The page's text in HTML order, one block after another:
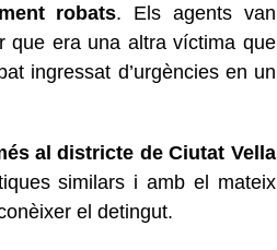
robats. Els agents van
que era una altra víctima que
ingressat d’urgències en un
al districte de Ciutat Vella
similars i amb el mateix
el detingut.